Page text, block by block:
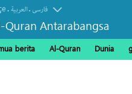
. العربیة.فارسی
Quran Antarabangsa
berita Al-Quran Dunia